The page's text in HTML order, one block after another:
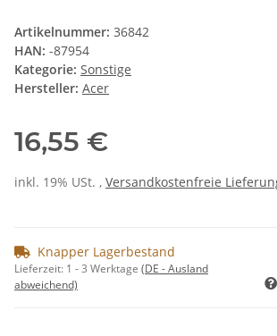
Artikelnummer: 36842
HAN: -87954
Kategorie: Sonstige
Hersteller: Acer
16,55 €
inkl. 19% USt. , Versandkostenfreie
Knapper Lagerbestand
Lieferzeit: 1 - 3 Werktage (DE - Ausland
abweichend)